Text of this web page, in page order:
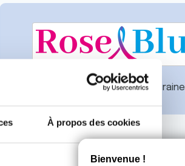
À propos des cookies
Principales actions :
Mieux Vivre le cancer en Touraine